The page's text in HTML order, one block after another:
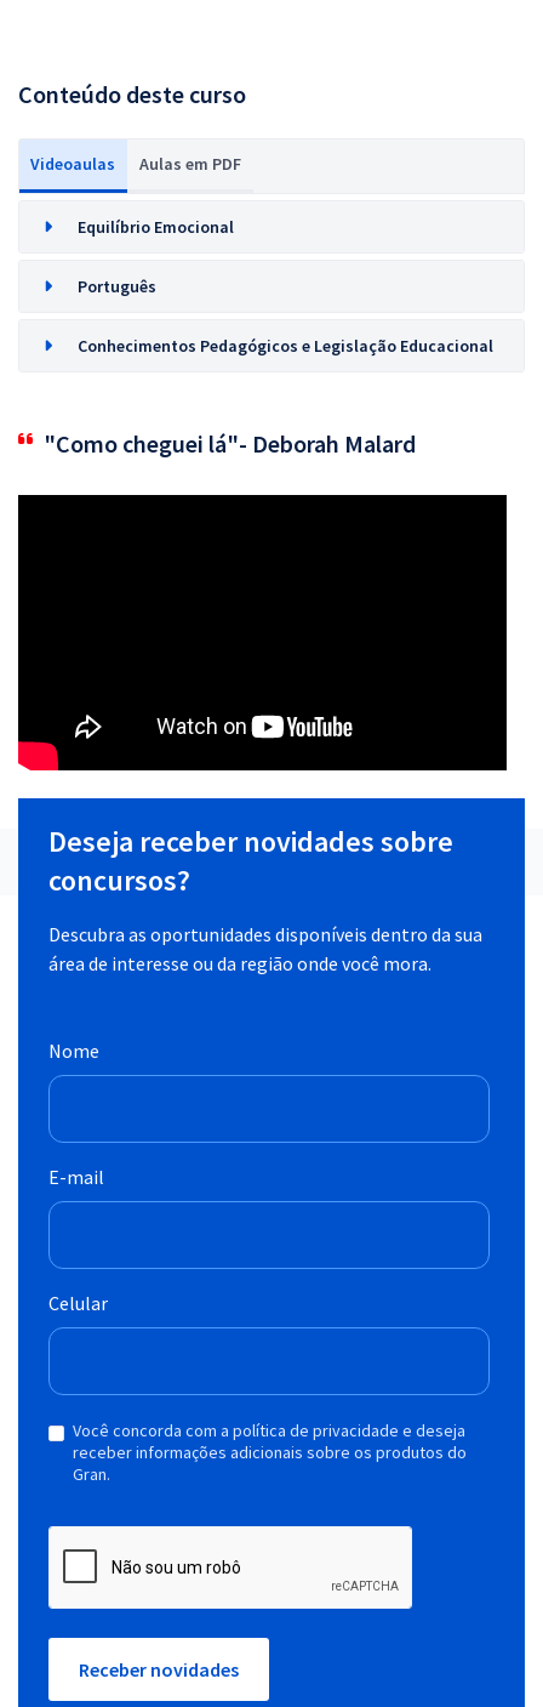
Conteúdo deste curso
Videoaulas Aulas em PDF
Equilíbrio Emocional
Português
Conhecimentos Pedagógicos e Legislação Educacional
"Como cheguei lá"- Deborah Malard
Deseja receber novidades sobre
concursos?
Descubra as oportunidades disponíveis dentro da sua
área de interesse ou da região onde você mora.
Nome
E-mail
Celular
Você concorda com a política de privacidade e deseja
receber informações adicionais sobre os produtos do
Gran.
Receber novidades